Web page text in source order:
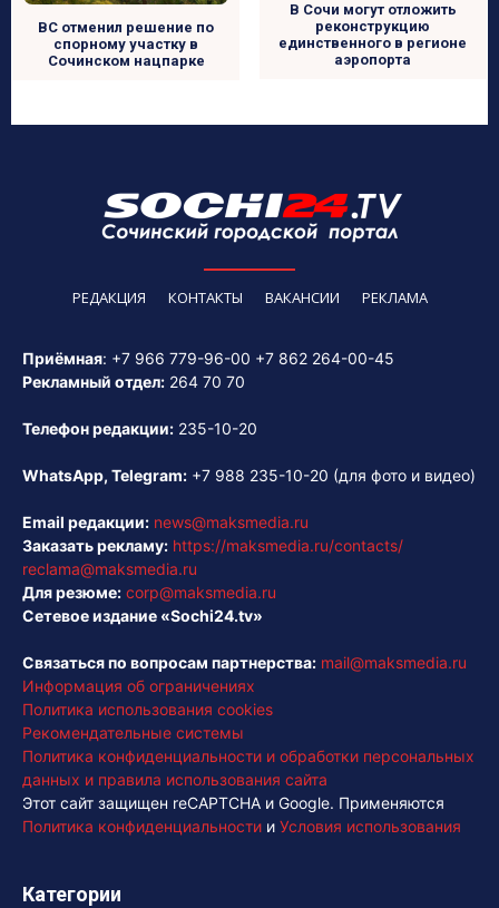
ВС отменил решение по
спорному участку в
Сочинском нацпарке
В Сочи могут отложить
реконструкцию
единственного в регионе
аэропорта
РЕДАКЦИЯ КОНТАКТЫ ВАКАНСИИ РЕКЛАМА
Приёмная: +7 966 779-96-00 +7 862 264-00-45
Рекламный отдел: 264 70 70
Телефон редакции: 235-10-20
WhatsApp, Telegram: +7 988 235-10-20 (для фото и видео)
Email редакции: news@maksmedia.ru
Заказать рекламу: https://maksmedia.ru/contacts/
reclama@maksmedia.ru
Для резюме: corp@maksmedia.ru
Сетевое издание «Sochi24.tv»
Связаться по вопросам партнерства: mail@maksmedia.ru
Информация об ограничениях
Политика использования cookies
Рекомендательные системы
Политика конфиденциальности и обработки персональных
данных и правила использования сайта
Этот сайт защищен reCAPTCHA и Google. Применяются
Политика конфиденциальности и Условия использования
Категории